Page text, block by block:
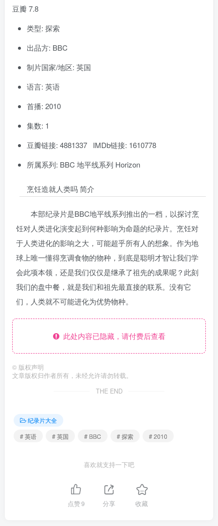
豆瓣 7.8
类型: 探索
出品方: BBC
制片国家/地区: 英国
语言: 英语
首播: 2010
集数: 1
豆瓣链接: 4881337 IMDb链接: 1610778
所属系列: BBC 地平线系列 Horizon
烹饪造就人类吗 简介
本部纪录片是BBC地平线系列推出的一档，以探讨烹
饪对人类进化演变起到何种影响为命题的纪录片。烹饪对
于人类进化的影响之大，可能超乎所有人的想象。作为地
球上唯一懂得烹调食物的物种，到底是聪明才智让我们学
会此项本领，还是我们仅仅是继承了祖先的成果呢？此刻
我们的盘中餐，就是我们和祖先最直接的联系。没有它
们，人类就不可能进化为优势物种。
此处内容已隐藏，请付费后查看
© 版权声明
文章版权归作者所有，未经允许请勿转载。
THE END
纪录片大全
# 英语
# 英国 # BBC # 探索 # 2010
喜欢就支持一下吧
点赞9 分享 收藏